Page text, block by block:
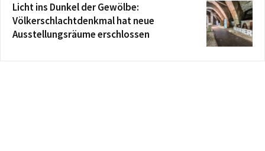
Licht ins Dunkel der Gewölbe:
Völkerschlachtdenkmal hat neue
Ausstellungsräume erschlossen